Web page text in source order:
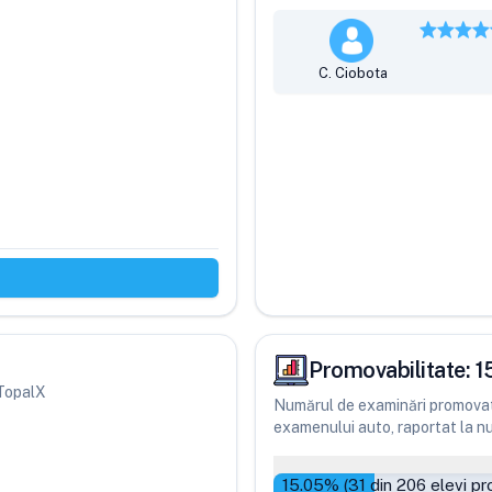
C. Ciobota
Promovabilitate:
Numărul de examinări
examenului auto, raportat la
15.05% (31 din 206 elevi